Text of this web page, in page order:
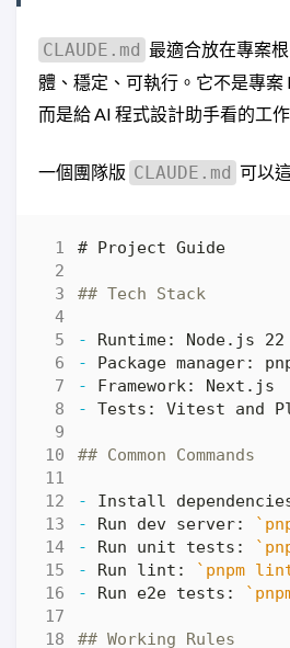
CLAUDE.md 最適合放在專案
體、穩定、可執行。它不是專案
而是給 AI 程式設計助手看的工
一個團隊版 CLAUDE.md 可以
-
-
-
-
- Install
-
Run dev server:
-
Run unit tests:
-
Run lint: `pnpm
-
Run e2e tests: